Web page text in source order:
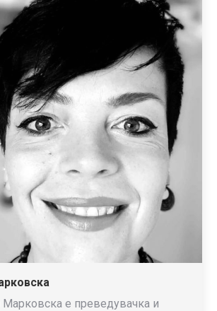
е преведувачка и